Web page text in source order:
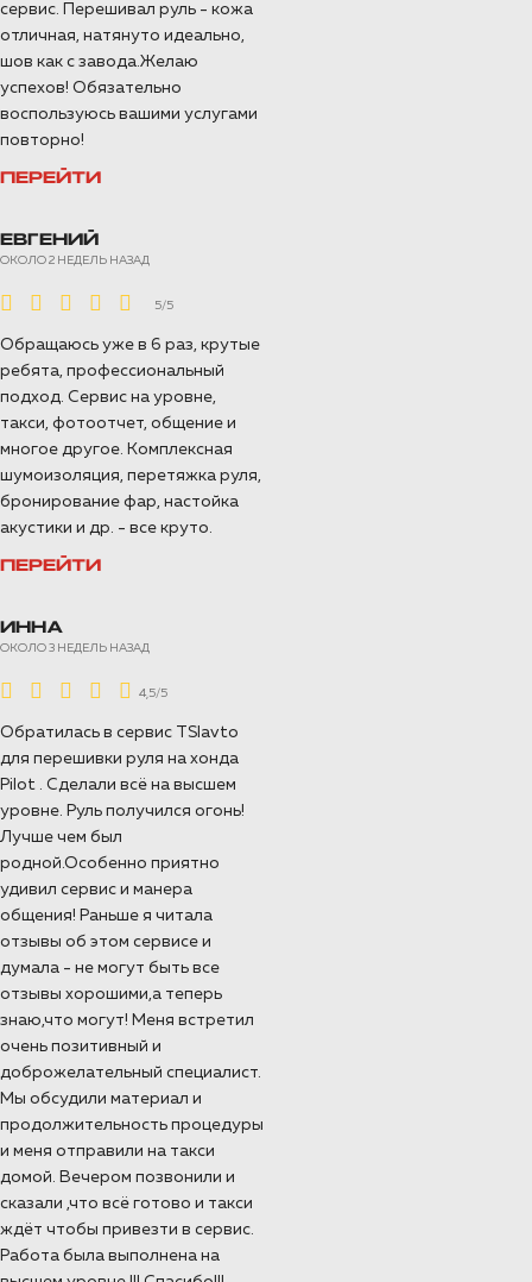
сервис. Перешивал руль - кожа
отличная, натянуто идеально,
шов как с завода.Желаю
успехов! Обязательно
воспользуюсь вашими услугами
повторно!
ПЕРЕЙТИ
ЕВГЕНИЙ
ОКОЛО 2 НЕДЕЛЬ НАЗАД
5/5
Обращаюсь уже в 6 раз, крутые
ребята, профессиональный
подход. Сервис на уровне,
такси, фотоотчет, общение и
многое другое. Комплексная
шумоизоляция, перетяжка руля,
бронирование фар, настойка
акустики и др. - все круто.
ПЕРЕЙТИ
ИННА
ОКОЛО 3 НЕДЕЛЬ НАЗАД
4,5/5
Обратилась в сервис TSIavto
для перешивки руля на хонда
Pilot . Сделали всё на высшем
уровне. Руль получился огонь!
Лучше чем был
родной.Особенно приятно
удивил сервис и манера
общения! Раньше я читала
отзывы об этом сервисе и
думала - не могут быть все
отзывы хорошими,а теперь
знаю,что могут! Меня встретил
очень позитивный и
доброжелательный специалист.
Мы обсудили материал и
продолжительность процедуры
и меня отправили на такси
домой. Вечером позвонили и
сказали ,что всё готово и такси
ждёт чтобы привезти в сервис.
Работа была выполнена на